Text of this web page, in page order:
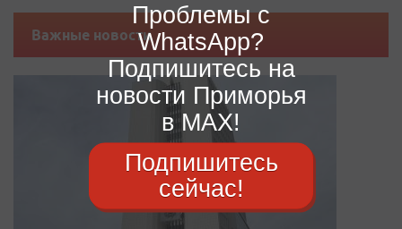
Важные новости
Проблемы с
WhatsApp?
Подпишитесь на
новости Приморья
в MAX!
Подпишитесь
сейчас!